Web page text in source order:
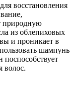
восстановления
природную
из облепиховых
и проникает в
шампунь
волос.